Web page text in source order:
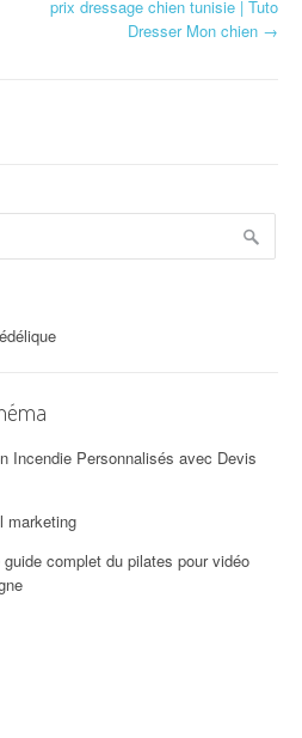
prix dressage chien tunisie | Tuto
Dresser Mon chien →
Incendie Personnalisés avec Devis
marketing
complet du pilates pour vidéo